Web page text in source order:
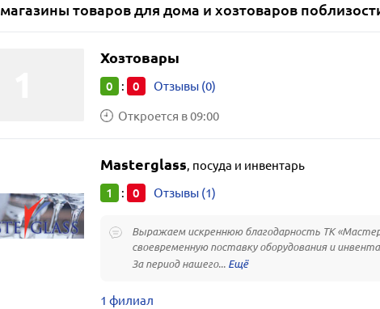
магазины товаров для дома и хозтоваров
Хозтовары
0 : 0 Отзывы (0)
Откроется в 09:00
Masterglass, посуда и инвентарь
1 : 0 Отзывы (1)
Выражаем искреннюю благодарность ТК
своевременную поставку оборудования и
За период нашего...
1 филиал